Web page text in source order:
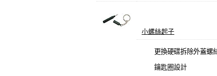
小螺絲起子
更換硬碟拆除外蓋螺
鑰匙圈設計